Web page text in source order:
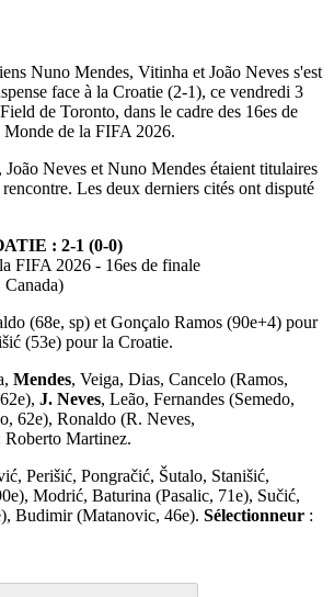
Nuno Mendes, Vitinha et João Neves s'est
face à la Croatie (2-1), ce vendredi 3
de Toronto, dans le cadre des 16es de
de la FIFA 2026.
Neves et Nuno Mendes étaient titulaires
Les deux derniers cités ont disputé
: 2-1 (0-0)
FIFA 2026 - 16es de finale
(68e, sp) et Gonçalo Ramos (90e+4) pour
(53e) pour la Croatie.
Mendes, Veiga, Dias, Cancelo (Ramos,
J. Neves, Leão, Fernandes (Semedo,
62e), Ronaldo (R. Neves,
Roberto Martinez.
Perišić, Pongračić, Šutalo, Stanišić,
Modrić, Baturina (Pasalic, 71e), Sučić,
Budimir (Matanovic, 46e). Sélectionneur :